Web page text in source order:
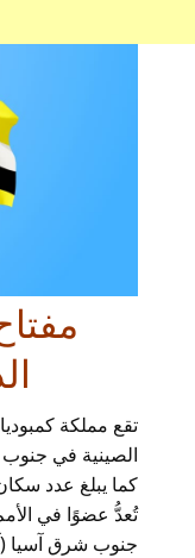
تقع مملكة
الصينية في
كما يبلغ عدد سكان دولة
جنوب شرق آسيا